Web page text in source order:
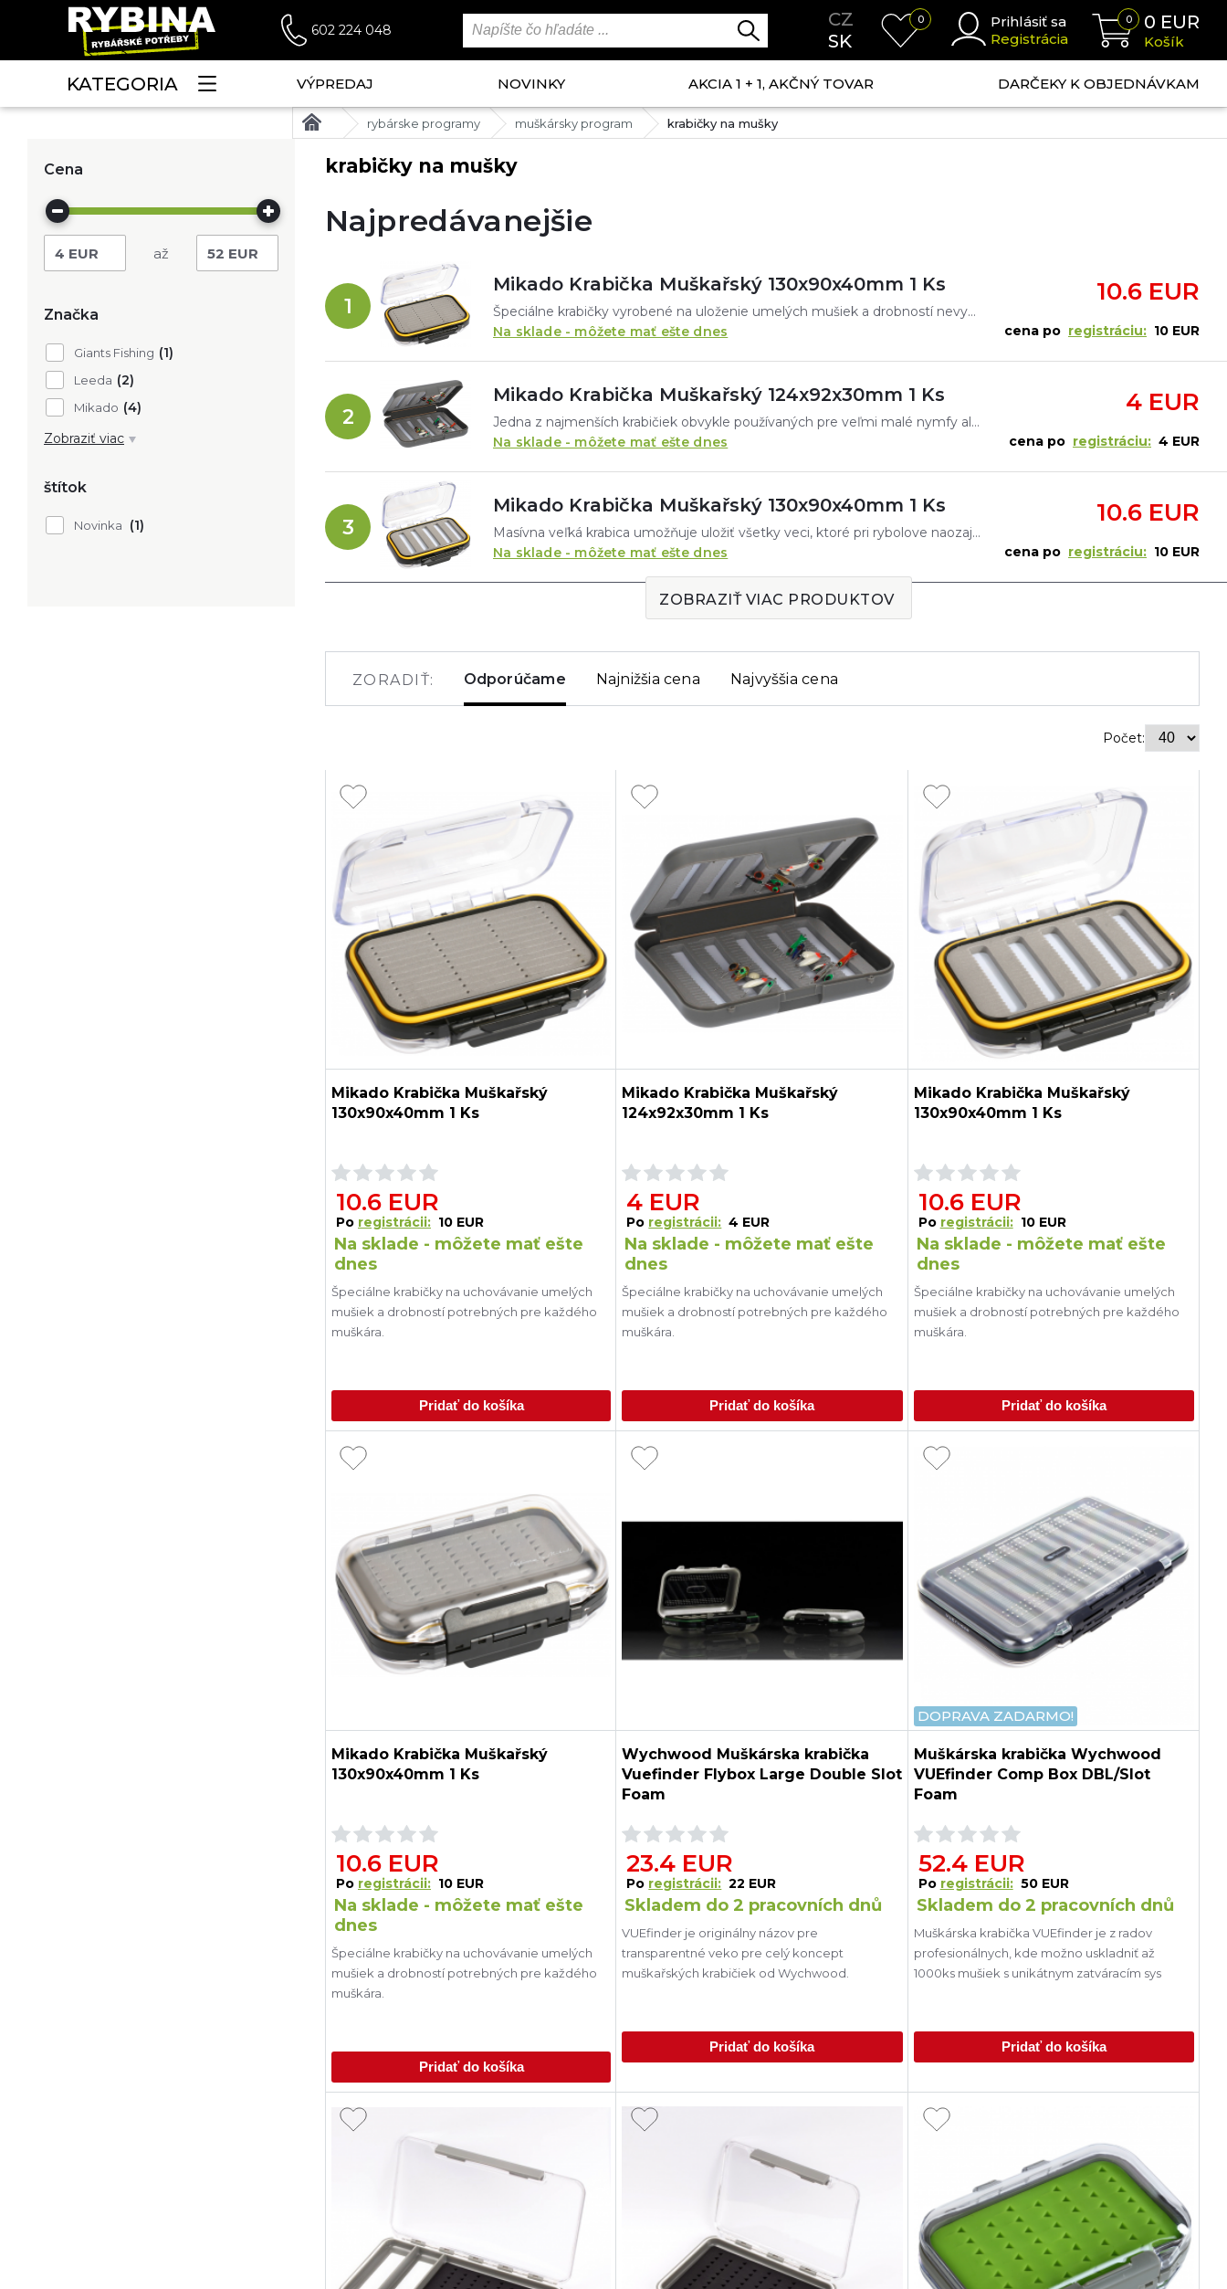
602 224 048
CZ
SK
0
Prihlásiť sa
Registrácia
0 0 EUR
Košík
KATEGORIA VÝPREDAJ NOVINKY AKCIA 1 + 1, AKČNÝ TOVAR DARČEKY K OBJEDNÁVKAM
rybárske programy muškársky program krabičky na mušky
Cena
4 EUR 52 EUR
Značka
Giants Fishing (1)
Leeda (2)
Mikado (4)
Zobraziť viac
štítok
Novinka (1)
krabičky na mušky
Najpredávanejšie
1
Mikado Krabička Muškařský 130x90x40mm 1 Ks
Špeciálne krabičky vyrobené na uloženie umelých mušiek a drobností nevyhnutných pri muškárení. Vyrobené z najkvalitnejšieho plastu, opatrené tmelmi a pevnými sponami zaručujú sucho vo vnútri krabičky
Na sklade - môžete mať ešte dnes
10.6 EUR
cena po registráciu: 10 EUR
2
Mikado Krabička Muškařský 124x92x30mm 1 Ks
Jedna z najmenších krabičiek obvykle používaných pre veľmi malé nymfy alebo iné muškárske návnady. Veľmi praktické, zmestí sa aj do tej najmenšej kapsy muškárskej vesty.
Na sklade - môžete mať ešte dnes
4 EUR
cena po registráciu: 4 EUR
3
Mikado Krabička Muškařský 130x90x40mm 1 Ks
Masívna veľká krabica umožňuje uložiť všetky veci, ktoré pri rybolove naozaj potrebujeme. Krabička je k dispozícii v čiernej farbe a umožňuje prepravu až 240 malých mušiek.
Na sklade - môžete mať ešte dnes
10.6 EUR
cena po registráciu: 10 EUR
ZOBRAZIŤ VIAC PRODUKTOV
ZORADIŤ: Odporúčame Najnižšia cena Najvyššia cena
Počet:
Mikado Krabička Muškařský
130x90x40mm 1 Ks
10.6 EUR
Po registrácii: 10 EUR
Na sklade - môžete mať ešte
dnes
Špeciálne krabičky na uchovávanie umelých
mušiek a drobností potrebných pre každého
muškára.
Pridať do košíka
Mikado Krabička Muškařský
124x92x30mm 1 Ks
4 EUR
Po registrácii: 4 EUR
Na sklade - môžete mať ešte
dnes
Špeciálne krabičky na uchovávanie umelých
mušiek a drobností potrebných pre každého
muškára.
Pridať do košíka
Mikado Krabička Muškařský
130x90x40mm 1 Ks
10.6 EUR
Po registrácii: 10 EUR
Na sklade - môžete mať ešte
dnes
Špeciálne krabičky na uchovávanie umelých
mušiek a drobností potrebných pre každého
muškára.
Pridať do košíka
Mikado Krabička Muškařský
130x90x40mm 1 Ks
10.6 EUR
Po registrácii: 10 EUR
Na sklade - môžete mať ešte
dnes
Špeciálne krabičky na uchovávanie umelých
mušiek a drobností potrebných pre každého
muškára.
Pridať do košíka
Wychwood Muškárska krabička
Vuefinder Flybox Large Double Slot
Foam
23.4 EUR
Po registrácii: 22 EUR
Skladem do 2 pracovních dnů
VUEfinder je originálny názov pre
transparentné veko pre celý koncept
muškařských krabičiek od Wychwood.
Pridať do košíka
DOPRAVA ZADARMO!
Muškárska krabička Wychwood
VUEfinder Comp Box DBL/Slot
Foam
52.4 EUR
Po registrácii: 50 EUR
Skladem do 2 pracovních dnů
Muškárska krabička VUEfinder je z radov
profesionálnych, kde možno uskladniť až
1000ks mušiek s unikátnym zatváracím sys
Pridať do košíka